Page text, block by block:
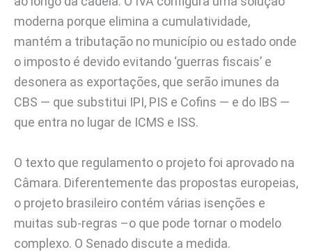
moderna porque elimina a cumulatividade,
mantém a tributação no município ou estado onde
o imposto é devido evitando ‘guerras fiscais’ e
desonera as exportações, que serão imunes da
CBS — que substitui IPI, PIS e Cofins — e do IBS —
que entra no lugar de ICMS e ISS.
O texto que regulamento o projeto foi aprovado na
Câmara. Diferentemente das propostas europeias,
o projeto brasileiro contém várias isenções e
muitas sub-regras –o que pode tornar o modelo
complexo. O Senado discute a medida.